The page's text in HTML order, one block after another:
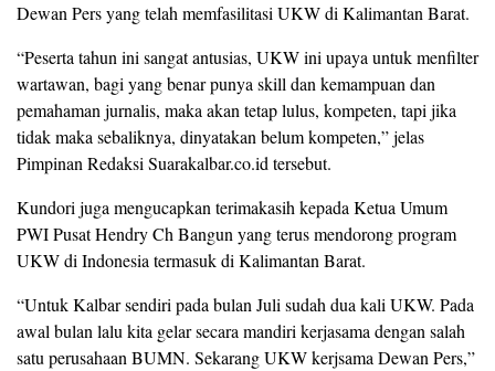
Dewan Pers yang telah memfasilitasi UKW di Kalimantan Barat.
“Peserta tahun ini sangat antusias, UKW ini upaya untuk menfilter
wartawan, bagi yang benar punya skill dan kemampuan dan
pemahaman jurnalis, maka akan tetap lulus, kompeten, tapi jika
tidak maka sebaliknya, dinyatakan belum kompeten,” jelas
Pimpinan Redaksi Suarakalbar.co.id tersebut.
Kundori juga mengucapkan terimakasih kepada Ketua Umum
PWI Pusat Hendry Ch Bangun yang terus mendorong program
UKW di Indonesia termasuk di Kalimantan Barat.
“Untuk Kalbar sendiri pada bulan Juli sudah dua kali UKW. Pada
awal bulan lalu kita gelar secara mandiri kerjasama dengan salah
satu perusahaan BUMN. Sekarang UKW kerjsama Dewan Pers,”